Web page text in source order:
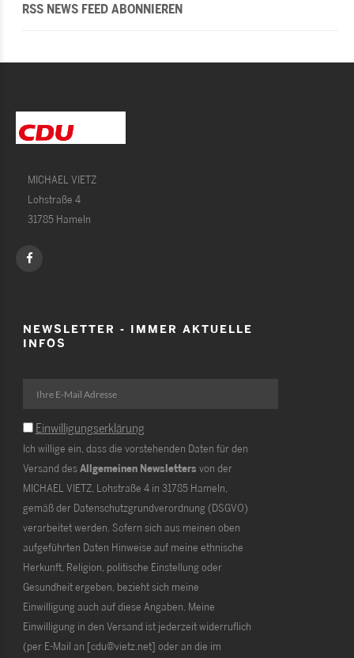
RSS NEWS FEED ABONNIEREN
MICHAEL VIETZ
Lohstraße 4
31785 Hameln
NEWSLETTER - IMMER AKTUELLE
INFOS
Einwilligungserklärung
Ich willige ein, dass die vorstehenden Daten für den
Versand desAllgemeinen Newsletters von der
MICHAEL VIETZ, Lohstraße 4 in 31785 Hameln,
gemäß der Datenschutzgrundverordnung (DSGVO)
verarbeitet werden. Sofern sich aus meinen oben
aufgeführten Daten Hinweise auf meine ethnische
Herkunft, Religion, politische Einstellung oder
Gesundheit ergeben, bezieht sich meine
Einwilligung auch auf diese Angaben. Meine
Einwilligung in den Versand ist jederzeit widerruflich
(per E-Mail an [cdu@vietz.net] oder an die im